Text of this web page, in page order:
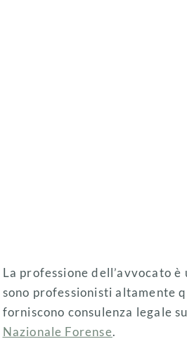
La professione dell’avvocato
sono professionisti altamente
forniscono consulenza legale
Nazionale Forense.